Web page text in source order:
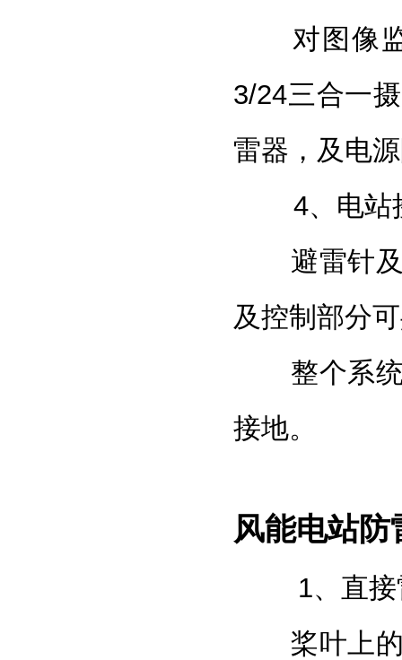
对图像监
3/24三合一
雷器 ，及电
4、电站
避雷针及
及控制部分
整个系统
接地。
风能电站防
1、直接
桨叶上